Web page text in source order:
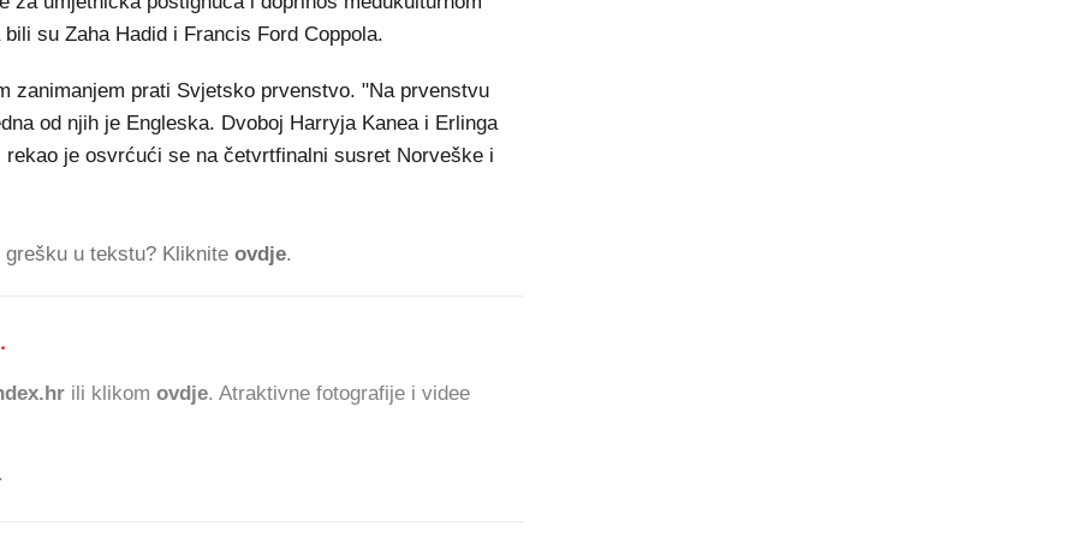
su Zaha Hadid i Francis Ford Coppola.
zanimanjem prati Svjetsko prvenstvo. "Na prvenstvu
od njih je Engleska. Dvoboj Harryja Kanea i Erlinga
je osvrćući se na četvrtfinalni susret Norveške i
u tekstu? Kliknite ovdje.
ili klikom ovdje. Atraktivne fotografije i videe